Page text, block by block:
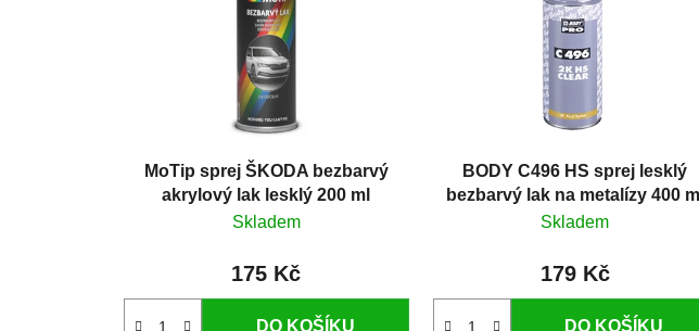
MoTip sprej ŠKODA bezbarvý
akrylový lak lesklý 200 ml
Skladem
175 Kč
DO KOŠÍKU
BODY C496 HS sprej lesklý
bezbarvý lak na metalízy 400 ml
Skladem
179 Kč
DO KOŠÍKU